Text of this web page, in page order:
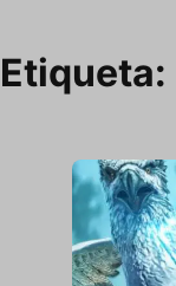
Etiqueta: